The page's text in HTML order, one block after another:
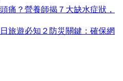
痛？營養師揭７大缺水症狀，
旅遊必知２防災關鍵：確保網